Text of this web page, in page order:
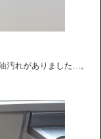
汚れがありました…。